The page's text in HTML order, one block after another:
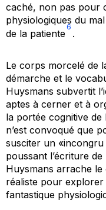
caché, non pas pour
physiologiques du
de la patiente
6
.
Le corps morcelé de
démarche et le
Huysmans subvertit
aptes à cerner et à
la portée cognitive de
n’est convoqué que
susciter un
poussant l’écriture
Huysmans arrache
réaliste pour explorer
fantastique